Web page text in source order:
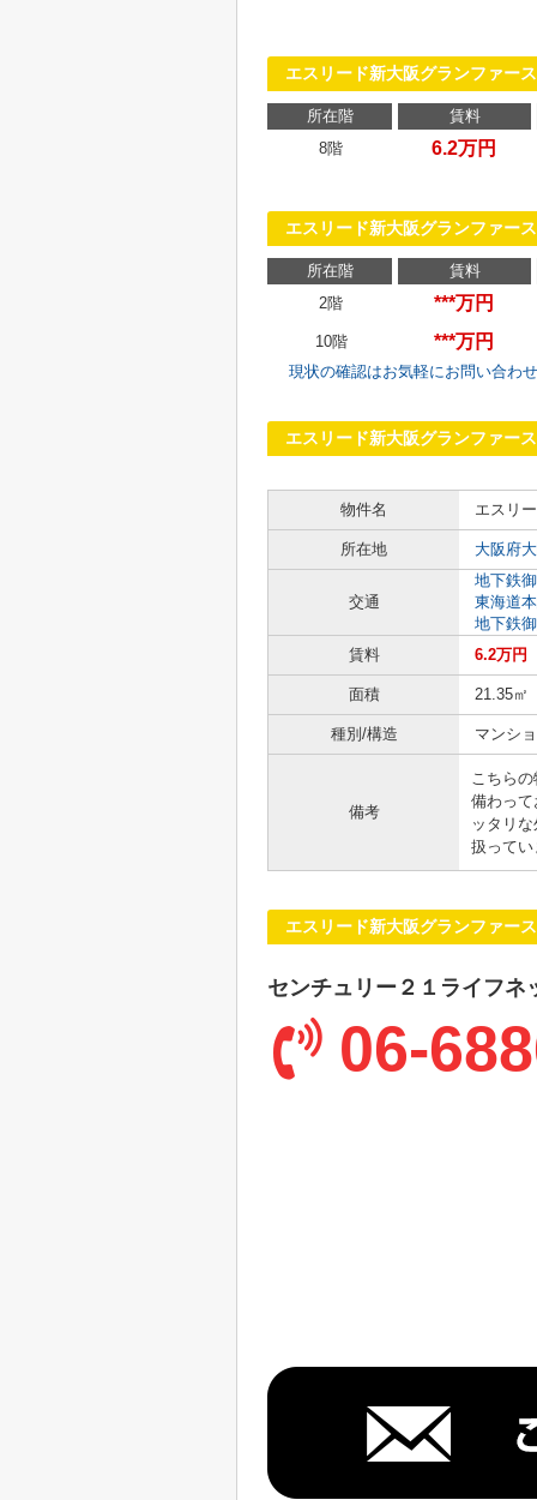
エスリード新大阪グランファー
所在階 賃料
8階
6.2万円
エスリード新大阪グランファー
所在階 賃料
2階
***万円
10階 ***万円
現状の確認はお気軽にお問い合わせ
エスリード新大阪グランファー
物件名
エスリ
所在地 大阪府
交通
地下鉄
東海道
地下鉄
賃料
6.2万円
面積 21.35㎡
種別/構造 マンシ
備考
こちら
備わっ
ッタリ
扱ってい
エスリード新大阪グランファー
センチュリー２１ライフ
06-